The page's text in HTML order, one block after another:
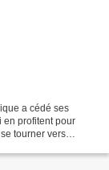
a cédé ses
en profitent pour
tourner vers